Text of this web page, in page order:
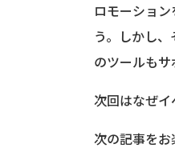
ロモーショ
う。しかし
のツールもサ
次回はなぜ
次の記事をお